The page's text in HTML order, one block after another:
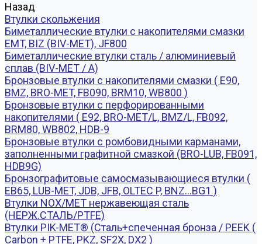
Назад
Втулки скольжения
Биметаллические втулки с накопителями смазки
EMT, BIZ (BIV-MET), JF800
Биметаллические втулки сталь / алюминиевый
сплав (BIV-MET / A)
Бронзовые втулки с накопителями смазки ( E90,
BMZ, BRO-MET, FB090, BRM10, WB800 )
Бронзовые втулки с перфорированными
накопителями ( E92, BRO-MET/L, BMZ/L, FB092,
BRM80, WB802, HDB-9
Бронзовые втулки с ромбовидными карманами,
заполненными графитной смазкой (BRO-LUB, FB091,
HDB9G)
Бронзографитовые самосмазывающиеся втулки (
EB65, LUB-MET, JDB, JFB, OLTEC P, BNZ...BG1 )
Втулки NOX/MET нержавеющая сталь
(НЕРЖ.СТАЛЬ/PTFE)
Втулки PIK-MET® (Сталь+спеченная бронза / PEEK (
Carbon + PTFE, PKZ, SF2X, DX2 )